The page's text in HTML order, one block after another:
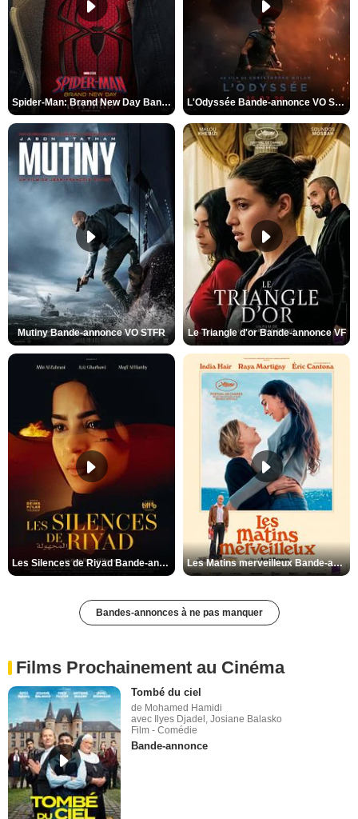
Spider-Man: Brand New Day Bande-annonce VO STFR L'Odyssée Bande-annonce VO STFR
Mutiny Bande-annonce VO STFR Le Triangle d'or Bande-annonce VF
Les Silences de Riyad Bande-annonce VO STFR Les Matins merveilleux Bande-annonce VF
Bandes-annonces à ne pas manquer
Films Prochainement au Cinéma
Tombé du ciel
de Mohamed Hamidi
avec Ilyes Djadel, Josiane Balasko
Film - Comédie
Bande-annonce